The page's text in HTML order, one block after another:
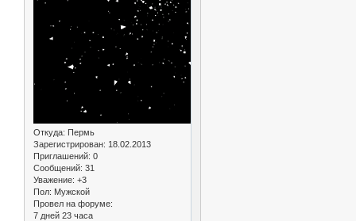
Откуда: Пермь
Зарегистрирован: 18.02.2013
Приглашений: 0
Сообщений: 31
Уважение: +3
Пол: Мужской
Провел на форуме:
7 дней 23 часа